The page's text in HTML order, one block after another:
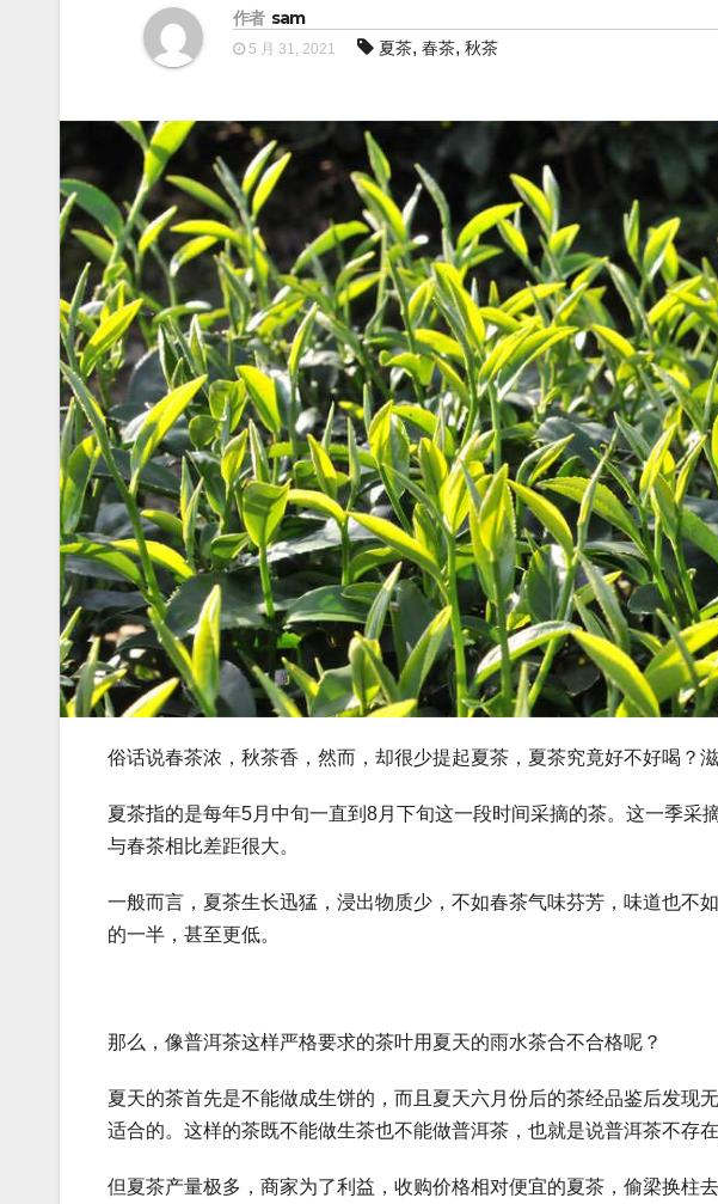
作者 sam
5 月 31, 2021 夏茶, 春茶, 秋茶
俗话说春茶浓，秋茶香，然而，却很少提起夏茶，夏茶究竟好不好喝？
夏茶指的是每年5月中旬一直到8月下旬这一段时间采摘的茶。这一季采
与春茶相比差距很大。
一般而言，夏茶生长迅猛，浸出物质少，不如春茶气味芬芳，味道也不
的一半，甚至更低。
那么，像普洱茶这样严格要求的茶叶用夏天的雨水茶合不合格呢？
夏天的茶首先是不能做成生饼的，而且夏天六月份后的茶经品鉴后发现
适合的。这样的茶既不能做生茶也不能做普洱茶，也就是说普洱茶不存在
但夏茶产量极多，商家为了利益，收购价格相对便宜的夏茶，偷梁换柱